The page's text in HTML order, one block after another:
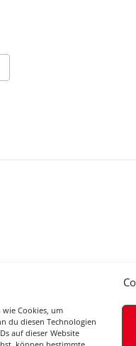
Cookies, um
du diesen Technologien
auf dieser Website